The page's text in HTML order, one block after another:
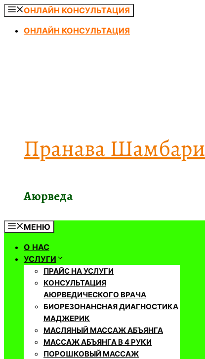
Перейти
содержимому
ОНЛАЙН КОНСУЛЬТАЦИЯ
ОНЛАЙН КОНСУЛЬТАЦИЯ
Пранава Шамбари
Аюрведа
МЕНЮ
О НАС
УСЛУГИ
ПРАЙС НА УСЛУГИ
КОНСУЛЬТАЦИЯ
АЮРВЕДИЧЕСКОГО ВРАЧА
БИОРЕЗОНАНСНАЯ ДИАГНОСТИКА
МАДЖЕРИК
МАСЛЯНЫЙ МАССАЖ АБЪЯНГА
МАССАЖ АБЪЯНГА В 4 РУКИ
ПОРОШКОВЫЙ МАССАЖ